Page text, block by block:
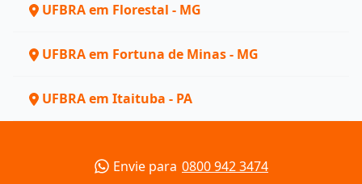
UFBRA em Florestal - MG
UFBRA em Fortuna de Minas - MG
UFBRA em Itaituba - PA
Envie para 0800 942 3474